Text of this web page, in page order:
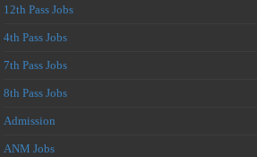
12th Pass Jobs
4th Pass Jobs
7th Pass Jobs
8th Pass Jobs
Admission
ANM Jobs